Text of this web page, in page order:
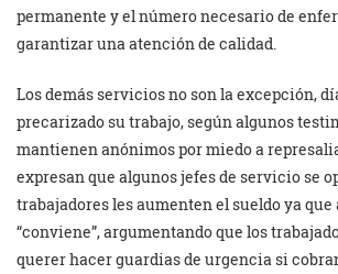
permanente y el número necesario de
garantizar una atención de calidad.
Los demás servicios no son la excepción,
precarizado su trabajo, según algunos
mantienen anónimos por miedo a
expresan que algunos jefes de servicio se
trabajadores les aumenten el sueldo ya que
“conviene”, argumentando que los
querer hacer guardias de urgencia si